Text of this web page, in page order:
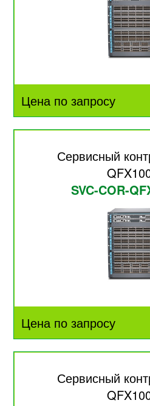
Цена по запросу
Сервисный
SVC-COR-
Цена по запросу
Сервисный